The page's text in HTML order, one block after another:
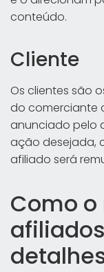
conteúdo.
Cliente
Os clientes são
do comerciante
anunciado pelo
ação desejada,
afiliado será
Como